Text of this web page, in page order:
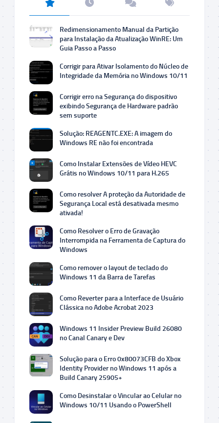
Redimensionamento Manual da Partição
para Instalação da Atualização WinRE: Um
Guia Passo a Passo
Corrigir para Ativar Isolamento do Núcleo de
Integridade da Memória no Windows 10/11
Corrigir erro na Segurança do dispositivo
exibindo Segurança de Hardware padrão
sem suporte
Solução: REAGENTC.EXE: A imagem do
Windows RE não foi encontrada
Como Instalar Extensões de Vídeo HEVC
Grátis no Windows 10/11 para H.265
Como resolver A proteção da Autoridade de
Segurança Local está desativada mesmo
ativada!
Como Resolver o Erro de Gravação
Interrompida na Ferramenta de Captura do
Windows
Como remover o layout de teclado do
Windows 11 da Barra de Tarefas
Como Reverter para a Interface de Usuário
Clássica no Adobe Acrobat 2023
Windows 11 Insider Preview Build 26080
no Canal Canary e Dev
Solução para o Erro 0x80073CFB do Xbox
Identity Provider no Windows 11 após a
Build Canary 25905+
Como Desinstalar o Vincular ao Celular no
Windows 10/11 Usando o PowerShell